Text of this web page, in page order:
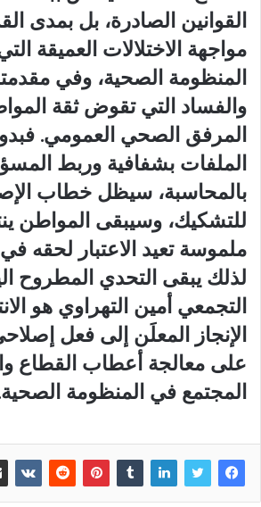
القوانين الصادرة، بل بمدى
مواجهة الاختلالات العميقة
المنظومة الصحية، وفي
والفساد التي تقوض ثقة
المرفق الصحي العمومي.
الملفات بشفافية وربط
بالمحاسبة، سيظل خطاب
للتشكيك، وسيبقى المواطن
ملموسة تعيد الاعتبار لحقه في
لذلك يبقى التحدي المطروح
التجمعي أمين التهراوي هو
الإنجاز المعلَن إلى فعل
على معالجة أعطاب القطاع
المجتمع في المنظومة